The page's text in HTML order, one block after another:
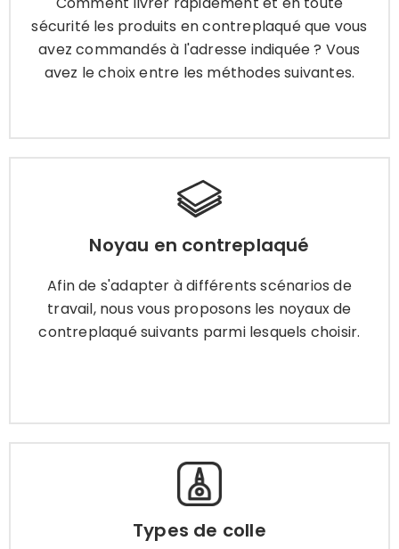
sécurité les produits en contreplaqué que vous
avez commandés à l'adresse indiquée ? Vous
avez le choix entre les méthodes suivantes.
avez le choix entre les méthodes suivantes.
Apprendre encore plus
Noyau en contreplaqué
Afin de s'adapter à différents scénarios de
travail, nous vous proposons les noyaux de
contreplaqué suivants parmi lesquels choisir.
Noyau en contreplaqué
Afin de s'adapter à différents scénarios de
contreplaqué suivants parmi lesquels choisir.
Types de colle
Types de colle
Afin de s'adapter à différents environnements
et scénarios, nous vous proposons une variété